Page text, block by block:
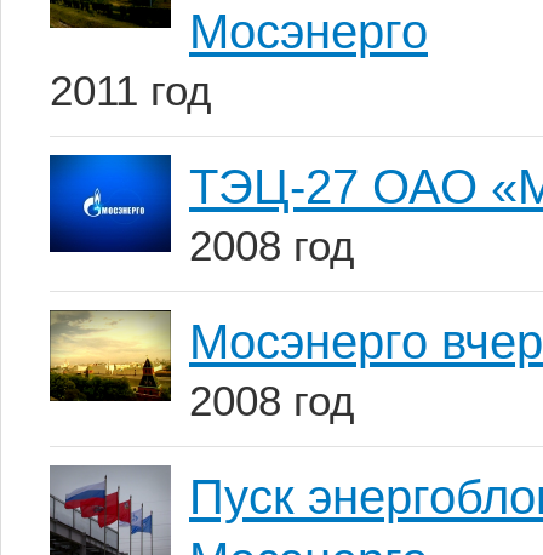
Мосэнерго
2011 год
ТЭЦ-27 ОАО
2008 год
Мосэнерго
2008 год
Пуск